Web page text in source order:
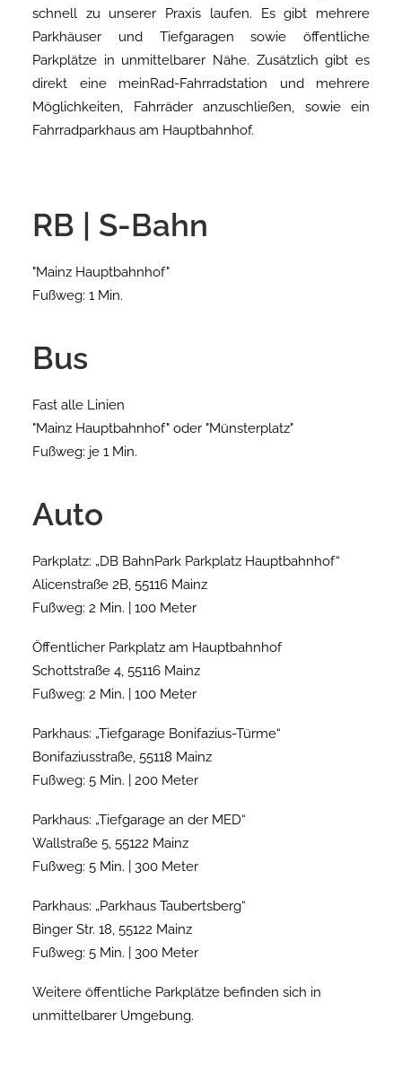
schnell zu unserer Praxis laufen. Es gibt mehrere
Parkhäuser und Tiefgaragen sowie öffentliche
Parkplätze in unmittelbarer Nähe. Zusätzlich gibt es
direkt eine meinRad-Fahrradstation und mehrere
Möglichkeiten, Fahrräder anzuschließen, sowie ein
Fahrradparkhaus am Hauptbahnhof.
Bus
Fast alle Linien
"Mainz Hauptbahnhof" oder "Münsterplatz"
Fußweg: je 1 Min.
RB | S-Bahn
"Mainz Hauptbahnhof"
Fußweg: 1 Min.
Auto
Parkplatz: „DB BahnPark Parkplatz Hauptbahnhof“
Alicenstraße 2B, 55116 Mainz
Fußweg: 2 Min. | 100 Meter
Öffentlicher Parkplatz am Hauptbahnhof
Schottstraße 4, 55116 Mainz
Fußweg: 2 Min. | 100 Meter
Parkhaus: „Tiefgarage Bonifazius-Türme“
Bonifaziusstraße, 55118 Mainz
Fußweg: 5 Min. | 200 Meter
Parkhaus: „Tiefgarage an der MED“
Wallstraße 5, 55122 Mainz
Fußweg: 5 Min. | 300 Meter
Parkhaus: „Parkhaus Taubertsberg“
Binger Str. 18, 55122 Mainz
Fußweg: 5 Min. | 300 Meter
Weitere öffentliche Parkplätze befinden sich in
unmittelbarer Umgebung.